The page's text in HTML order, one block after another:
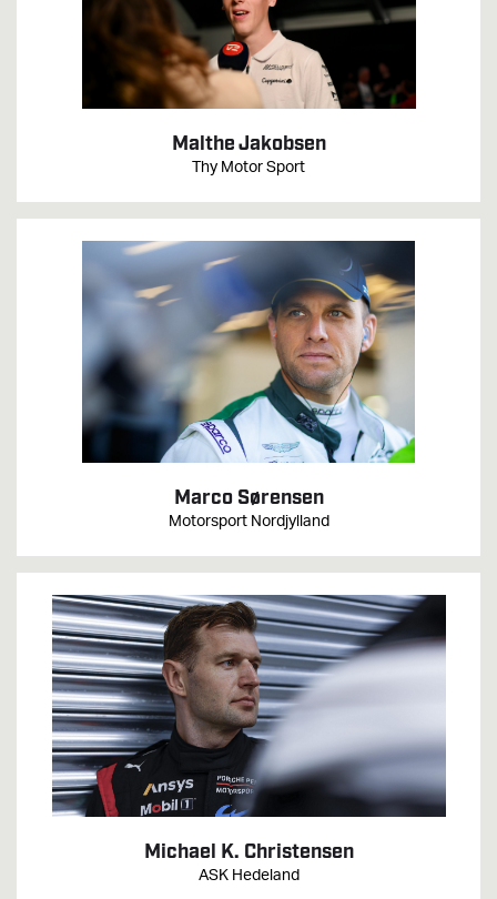
Malthe Jakobsen
Thy Motor Sport
Marco Sørensen
Motorsport Nordjylland
Michael K. Christensen
ASK Hedeland